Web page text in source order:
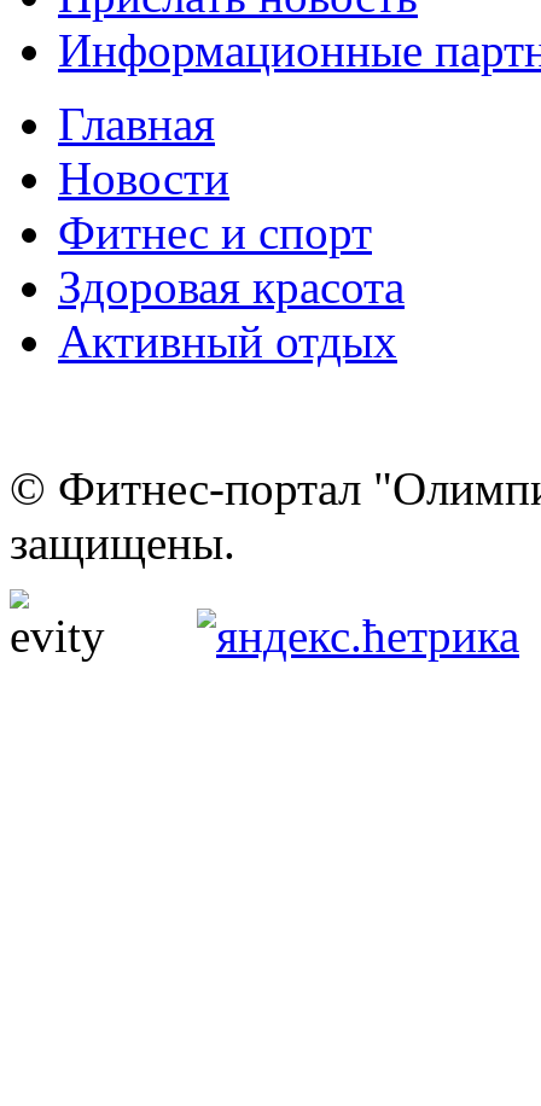
Информационные
Главная
Новости
Фитнес и спорт
Здоровая красота
Активный отдых
© Фитнес-портал
защищены.